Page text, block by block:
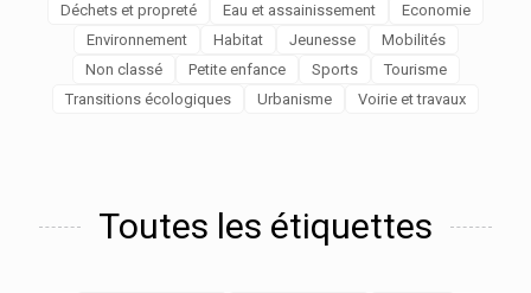
Déchets et propreté
Eau et assainissement
Economie
Environnement
Habitat Jeunesse
Mobilités
Non classé
Petite enfance Sports
Tourisme
Transitions écologiques
Urbanisme Voirie et travaux
Toutes les étiquettes